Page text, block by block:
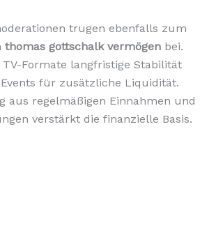
trugen ebenfalls zum
thomas gottschalk vermögenbei.
Formate langfristige Stabilität
für zusätzliche Liquidität.
aus regelmäßigen Einnahmen und
verstärkt die finanzielle Basis.